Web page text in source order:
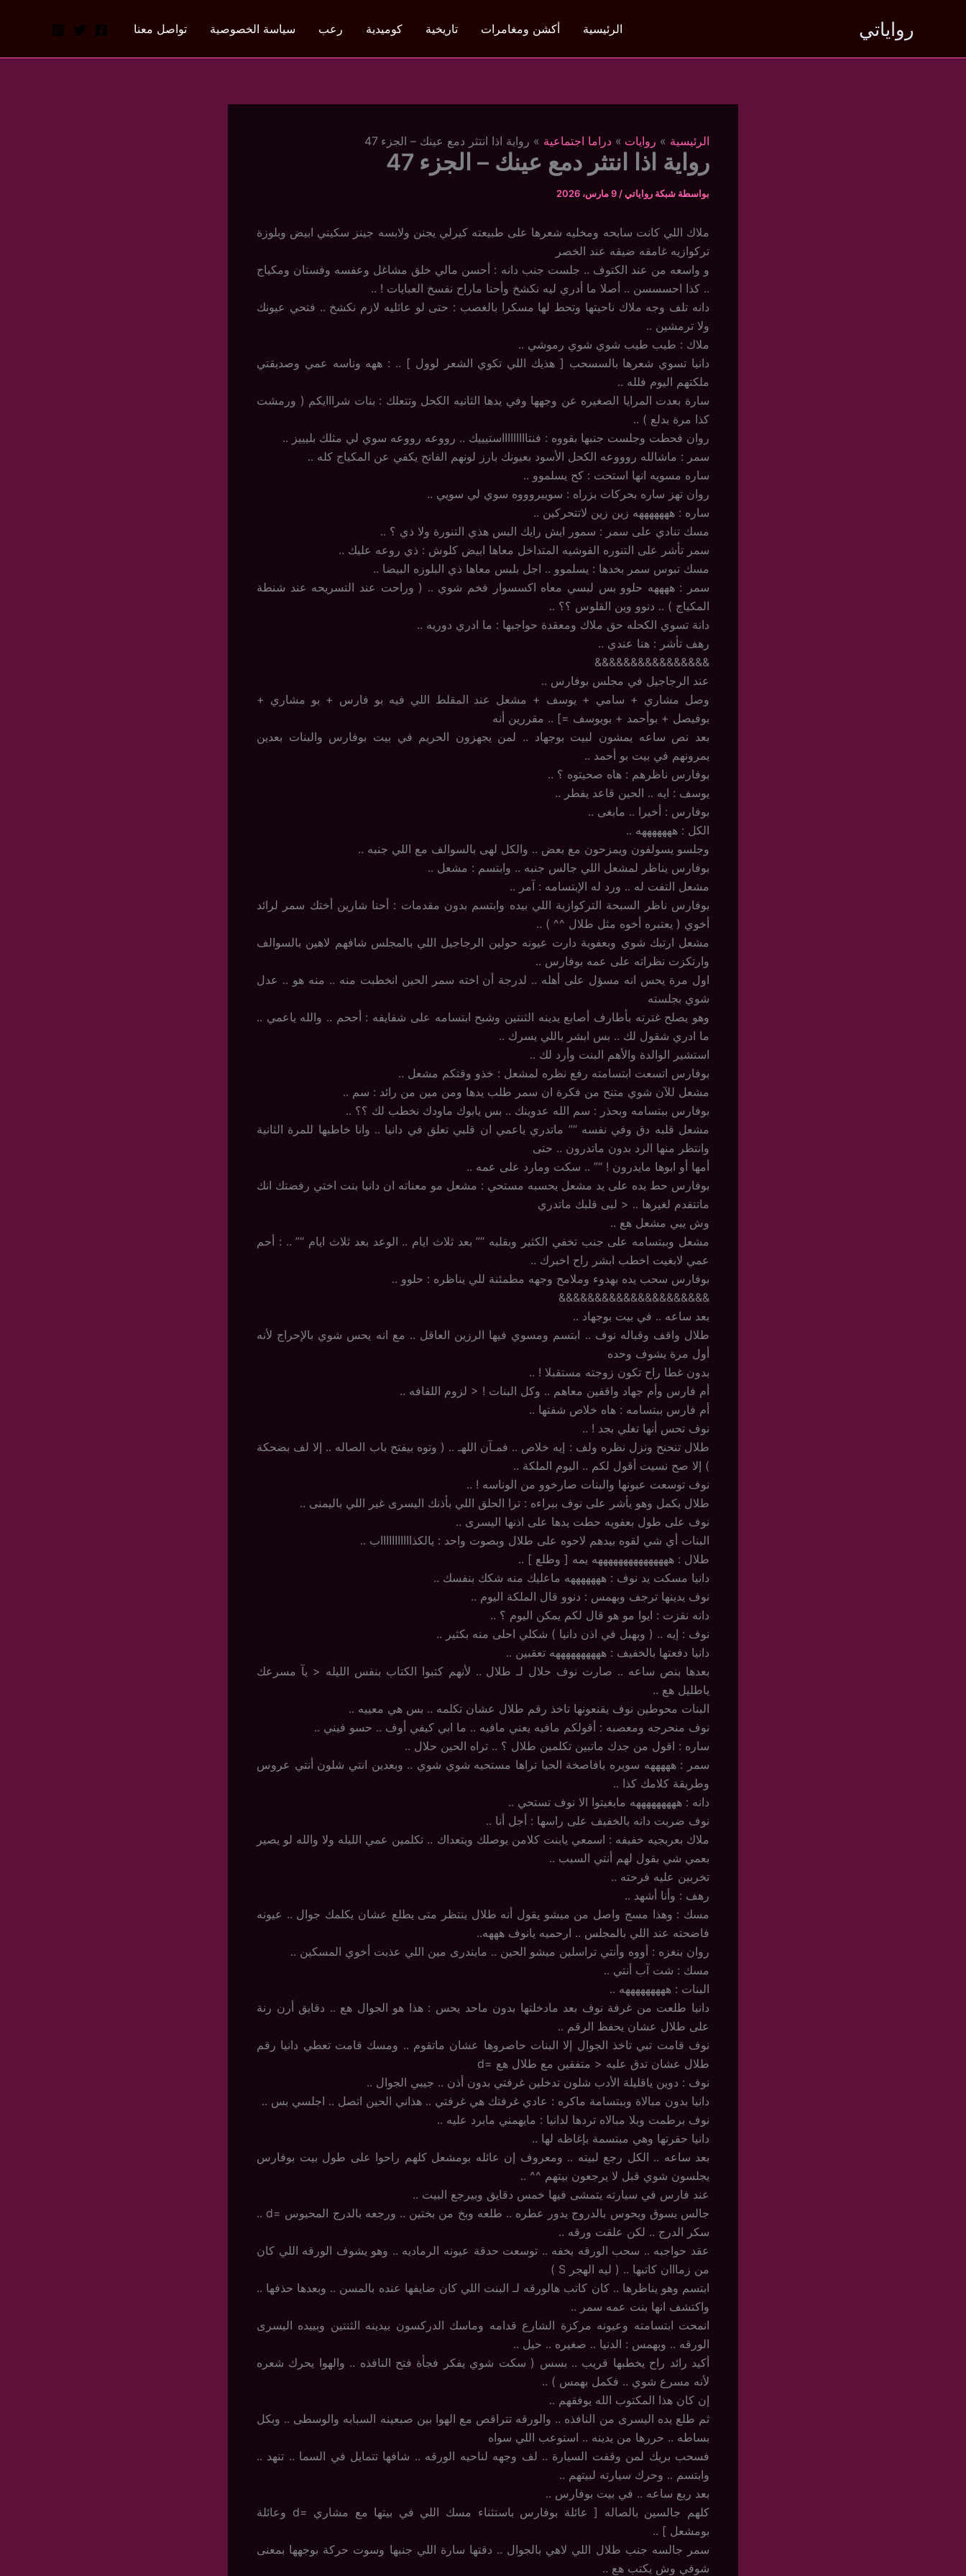
رواياتي الرئيسية أكشن ومغامرات تاريخية كوميدية رعب سياسة الخصوصية تواصل معنا
الرئيسية روايات دراما اجتماعية رواية اذا انتثر دمع عينك – الجزء 47
رواية اذا انتثر دمع عينك – الجزء 47
بواسطة شبكة رواياتي/ 9 مارس، 2026
ملاك اللي كانت سابحه ومخليه شعرها على طبيعته كيرلي يجنن ولابسه جينز سكيني ابيض وبلوزة
تركوازيه غامقه ضيقه عند الخصر
و واسعه من عند الكتوف .. جلست جنب دانه : أحسن مالي خلق مشاغل وعفسه وفستان ومكياج
.. كذا احسسسن .. أصلا ما أدري ليه نكشخ وأحنا ماراح نفسخ العبايات ! ..
دانه تلف وجه ملاك ناحيتها وتحط لها مسكرا بالغصب : حتى لو عائليه لازم نكشخ .. فتحي عيونك
ولا ترمشين ..
ملاك : طيب طيب شوي شوي رموشي ..
دانيا تسوي شعرها بالسسحب [ هذيك اللي تكوي الشعر لوول ] .. : ههه وناسه عمي وصديقتي
ملكتهم اليوم فلله ..
سارة بعدت المرايا الصغيره عن وجهها وفي يدها الثانيه الكحل وتتعلك : بنات شرااايكم ( ورمشت
كذا مرة بدلع ) ..
روان فحطت وجلست جنبها بقووه : فنتاااااااااستيييك .. رووعه رووعه سوي لي مثلك بليييز ..
سمر : ماشالله روووعه الكحل الأسود بعيونك بارز لونهم الفاتح يكفي عن المكياج كله ..
ساره مسويه انها استحت : كح يسلموو ..
روان تهز ساره بحركات بزراه : سوييروووه سوي لي سويي ..
ساره : هههههههه زين زين لاتتحركين ..
مسك تنادي على سمر : سمور ايش رايك البس هذي التنورة ولا ذي ؟ ..
سمر تأشر على التنوره الفوشيه المتداخل معاها ابيض كلوش : ذي روعه عليك ..
مسك تبوس سمر بخدها : يسلموو .. اجل بلبس معاها ذي البلوزه البيضا ..
سمر : ههههه حلوو بس لبسي معاه اكسسوار فخم شوي .. ( وراحت عند التسريحه عند شنطة
المكياج ) .. دنوو وين القلوس ؟؟ ..
دانة تسوي الكحله حق ملاك ومعقدة حواجبها : ما ادري دوريه ..
رهف تأشر : هنا عندي ..
&&&&&&&&&&&&&&&&
عند الرجاجيل في مجلس بوفارس ..
وصل مشاري + سامي + يوسف + مشعل عند المقلط اللي فيه بو فارس + بو مشاري +
بوفيصل + بوأحمد + بويوسف =] .. مقررين أنه
بعد نص ساعه يمشون لبيت بوجهاد .. لمن يجهزون الحريم في بيت بوفارس والبنات بعدين
يمرونهم في بيت بو أحمد ..
بوفارس ناظرهم : هاه صحيتوه ؟ ..
يوسف : ايه .. الحين قاعد يفطر ..
بوفارس : أخيرا .. مابغى ..
الكل : هههههههه ..
وجلسو يسولفون ويمزحون مع بعض .. والكل لهى بالسوالف مع اللي جنبه ..
بوفارس يناظر لمشعل اللي جالس جنبه .. وابتسم : مشعل ..
مشعل التفت له .. ورد له الإبتسامه : آمر ..
بوفارس ناظر السبحة التركوازية اللي بيده وابتسم بدون مقدمات : أحنا شارين أختك سمر لرائد
أخوي ( يعتبره أخوه مثل طلال ^^ ) ..
مشعل ارتبك شوي وبعفوية دارت عيونه حولين الرجاجيل اللي بالمجلس شافهم لاهين بالسوالف
وارتكزت نظراته على عمه بوفارس ..
اول مرة يحس انه مسؤل على أهله .. لدرجة أن اخته سمر الحين انخطبت منه .. منه هو .. عدل
شوي بجلسته
وهو يصلح غترته بأطارف أصابع يدينه الثنتين وشبح ابتسامه على شفايفه : أححم .. والله ياعمي ..
ما ادري شقول لك .. بس ابشر باللي يسرك ..
استشير الوالدة والأهم البنت وأرد لك ..
بوفارس اتسعت ابتسامته رفع نظره لمشعل : خذو وقتكم مشعل ..
مشعل للآن شوي متنح من فكرة ان سمر طلب يدها ومن مين من رائد : سم ..
بوفارس ببتسامه وبحذر : سم الله عدوينك .. بس يابوك ماودك نخطب لك ؟؟ ..
مشعل قلبه دق وفي نفسه “” ماتدري ياعمي ان قلبي تعلق في دانيا .. وانا خاطبها للمرة الثانية
وانتظر منها الرد بدون ماتدرون .. حتى
أمها أو ابوها مايدرون ! “” .. سكت ومارد على عمه ..
بوفارس حط يده على يد مشعل يحسبه مستحي : مشعل مو معناته ان دانيا بنت اختي رفضتك انك
ماتتقدم لغيرها .. < لبى قلبك ماتدري
وش يبي مشعل هع ..
مشعل وببتسامه على جنب تخفي الكثير وبقلبه “” بعد ثلاث ايام .. الوعد بعد ثلاث ايام “” .. : أحم
عمي لابغيت اخطب ابشر راح اخبرك ..
بوفارس سحب يده بهدوء وملامح وجهه مطمئنة للي يناظره : حلوو ..
&&&&&&&&&&&&&&&&&&&&&
بعد ساعه .. في بيت بوجهاد ..
طلال واقف وقباله نوف .. ابتسم ومسوي فيها الرزين العاقل .. مع انه يحس شوي بالإحراج لأنه
أول مرة يشوف وحده
بدون غطا راح تكون زوجته مستقبلا ! ..
أم فارس وأم جهاد واقفين معاهم .. وكل البنات ! < لزوم اللقافه ..
أم فارس ببتسامه : هاه خلاص شفتها ..
نوف تحس أنها تغلي بجد ! ..
طلال تنحنح ونزل نظره ولف : إيه خلاص .. فمـآن اللهـ .. ( وتوه بيفتح باب الصاله .. إلا لف بضحكة
) إلا صح نسيت أقول لكم .. اليوم الملكة ..
نوف توسعت عيونها والبنات صارخوو من الوناسه ! ..
طلال يكمل وهو يأشر على نوف ببراءه : ترا الحلق اللي بأذنك اليسرى غير اللي باليمنى ..
نوف على طول بعفويه حطت يدها على اذنها اليسرى ..
البنات أي شي لقوه بيدهم لاحوه على طلال وبصوت واحد : يالكذاااااااااااب ..
طلال : هههههههههههههههه يمه [ وطلع ] ..
دانيا مسكت يد نوف : هههههههه ماعليك منه شكك بنفسك ..
نوف يدينها ترجف وبهمس : دنوو قال الملكة اليوم ..
دانه نقزت : ايوا مو هو قال لكم يمكن اليوم ؟ ..
نوف : إيه .. ( وبهبل في اذن دانيا ) شكلي احلى منه بكثير ..
دانيا دفعتها بالخفيف : ههههههههههه تعقبين ..
بعدها بنص ساعه .. صارت نوف حلال لـ طلال .. لأنهم كتبوا الكتاب بنفس الليله < يآ مسرعك
ياطليل هع ..
البنات محوطين نوف يقنعونها تاخذ رقم طلال عشان تكلمه .. بس هي معييه ..
نوف منحرجه ومعصبه : أقولكم مافيه يعني مافيه .. ما ابي كيفي أوف .. حسو فيني ..
ساره : اقول من جدك ماتبين تكلمين طلال ؟ .. تراه الحين حلال ..
سمر : هههههه سويره يافاصخة الحيا تراها مستحيه شوي شوي .. وبعدين انتي شلون أنتي عروس
وطريقة كلامك كذا ..
دانه : هههههههههه مابغيتوا الا نوف تستحي ..
نوف ضربت دانه بالخفيف على راسها : أجل أنا ..
ملاك بعربجيه خفيفه : اسمعي يابنت كلامن يوصلك ويتعداك .. تكلمين عمي الليله ولا والله لو يصير
بعمي شي بقول لهم أنتي السبب ..
تخربين عليه فرحته ..
رهف : وأنا أشهد ..
مسك : وهذا مسج واصل من ميشو يقول أنه طلال ينتظر متى يطلع عشان يكلمك جوال .. عيونه
فاضحته عند اللي بالمجلس .. ارحميه يانوف هههه..
روان بنغزه : أووه وأنتي تراسلين ميشو الحين .. مايندرى مين اللي عذبت أخوي المسكين ..
مسك : شت آب أنتي ..
البنات : هههههههههه ..
دانيا طلعت من غرفة نوف بعد مادخلتها بدون ماحد يحس : هذا هو الجوال هع .. دقايق أرن رنة
على طلال عشان يحفظ الرقم ..
نوف قامت تبي تاخذ الجوال إلا البنات حاصروها عشان ماتقوم .. ومسك قامت تعطي دانيا رقم
طلال عشان تدق عليه < متفقين مع طلال هع =d
نوف : دوين ياقليلة الأدب شلون تدخلين غرفتي بدون أذن .. جيبي الجوال ..
دانيا بدون مبالاة وببتسامة ماكره : عادي غرفتك هي غرفتي .. هذاني الحين اتصل .. اجلسي بس ..
نوف برطمت وبلا مبالاه تردها لدانيا : مايهمني مابرد عليه ..
دانيا حقرتها وهي مبتسمة بإغاظه لها ..
بعد ساعه .. الكل رجع لبيته .. ومعروف إن عائله بومشعل كلهم راحوا على طول بيت بوفارس
يجلسون شوي قبل لا يرجعون بيتهم ^^ ..
عند فارس في سيارته يتمشى فيها خمس دقايق وبيرجع البيت ..
جالس يسوق ويحوس بالدروج يدور عطره .. طلعه وبخ من بختين .. ورجعه بالدرج المحيوس =d ..
سكر الدرج .. لكن علقت ورقه ..
عقد حواجبه .. سحب الورقه بخفه .. توسعت حدقة عيونه الرماديه .. وهو يشوف الورقه اللي كان
من زمااان كاتبها .. ( ليه الهجر S )
ابتسم وهو يناظرها .. كان كاتب هالورقه لـ البنت اللي كان ضايفها عنده بالمسن .. وبعدها حذفها ..
واكتشف انها بنت عمه سمر ..
انمحت ابتسامته وعيونه مركزة الشارع قدامه وماسك الدركسون بيدينه الثنتين وبييده اليسرى
الورقه .. وبهمس : الدنيا .. صغيره .. حيل ..
أكيد رائد راح يخطبها قريب .. بسس ( سكت شوي يفكر فجأة فتح النافذه .. والهوا يحرك شعره
لأنه مسرع شوي .. فكمل بهمس ) ..
إن كان هذا المكتوب الله يوفقهم ..
ثم طلع يده اليسرى من النافذه .. والورقه تتراقص مع الهوا بين صبعينه السبابه والوسطى .. وبكل
بساطه .. حررها من يدينه .. استوعب اللي سواه
فسحب بريك لمن وقفت السيارة .. لف وجهه لناحيه الورقه .. شافها تتمايل في السما .. تنهد ..
وابتسم .. وحرك سيارته لبيتهم ..
بعد ربع ساعه .. في بيت بوفارس ..
كلهم جالسين بالصاله [ عائلة بوفارس باستثناء مسك اللي في بيتها مع مشاري =d وعائلة
بومشعل ] ..
سمر جالسه جنب طلال اللي لاهي بالجوال .. دقتها سارة اللي جنبها وسوت حركة بوجهها بمعنى
شوفي وش يكتب هع ..